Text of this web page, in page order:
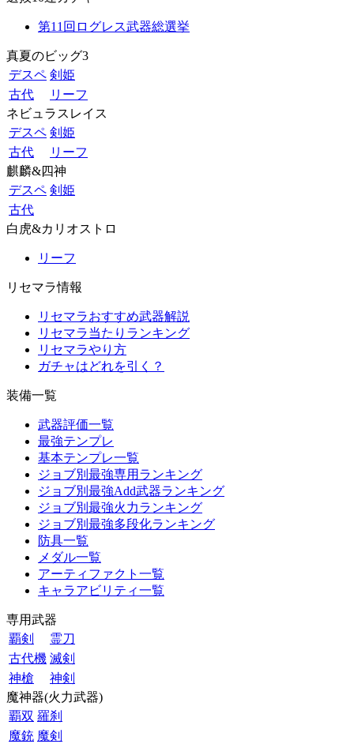
第11回ログレス武器総選挙
真夏のビッグ3
デスペ 剣姫
古代
リーフ
ネビュラスレイス
デスペ 剣姫
古代
リーフ
麒麟&四神
デスペ 剣姫
古代
白虎&カリオストロ
リーフ
リセマラ情報
リセマラおすすめ武器解説
リセマラ当たりランキング
リセマラやり方
ガチャはどれを引く？
装備一覧
武器評価一覧
最強テンプレ
基本テンプレ一覧
ジョブ別最強専用ランキング
ジョブ別最強Add武器ランキング
ジョブ別最強火力ランキング
ジョブ別最強多段化ランキング
防具一覧
メダル一覧
アーティファクト一覧
キャラアビリティ一覧
専用武器
覇剣
霊刀
古代機 滅剣
神槍
神剣
魔神器(火力武器)
覇双 羅刹
魔銃 魔剣